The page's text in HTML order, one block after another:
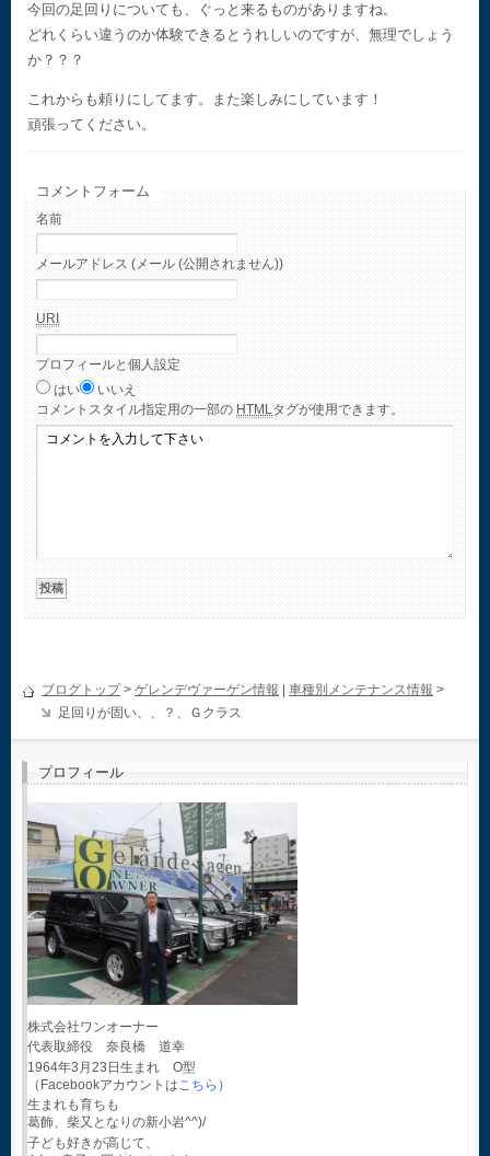
今回の足回りについても、ぐっと来るものがありますね。
どれくらい違うのか体験できるとうれしいのですが、無理でしょう
か？？？
これからも頼りにしてます。また楽しみにしています！
頑張ってください。
コメントフォーム
名前
メールアドレス (メール (公開されません))
URI
プロフィールと個人設定
はい
いいえ
コメント スタイル指定用の一部の HTML タグが使用できます。
ブログトップ> ゲレンデヴァーゲン情報 車種別メンテナンス情報 >
足回りが固い、、？、Ｇクラス
プロフィール
株式会社ワンオーナー
代表取締役 奈良橋 道幸
1964年3月23日生まれ O型
（Facebookアカウントは こちら ）
生まれも育ちも
葛飾、柴又となりの新小岩^^)/
子ども好きが高じて、